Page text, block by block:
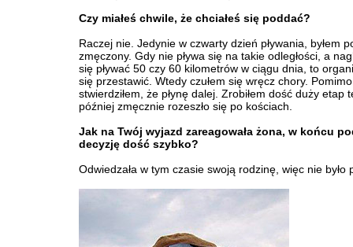
Czy miałeś chwile, że chciałeś się poddać?
Raczej nie. Jedynie w czwarty dzień pływania, byłem
zmęczony. Gdy nie pływa się na takie odległości, a
się pływać 50 czy 60 kilometrów w ciągu dnia, to
się przestawić. Wtedy czułem się wręcz chory.
stwierdziłem, że płynę dalej. Zrobiłem dość duży etap
później zmęcznie rozeszło się po kościach.
Jak na Twój wyjazd zareagowała żona, w końcu
decyzję dość szybko?
Odwiedzała w tym czasie swoją rodzinę, więc nie było